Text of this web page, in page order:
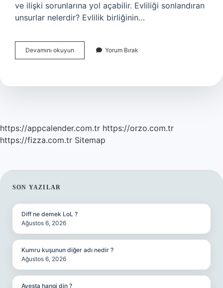
ve ilişki sorunlarına yol açabilir. Evliliği sonlandıran
unsurlar nelerdir? Evlilik birliğinin…
Devamını okuyun
Bitiren
Yorum Bırak
https://appcalender.com.tr https://orzo.com.tr
https://fizza.com.tr Sitemap
SIDEBAR
SON YAZILAR
Diff ne demek LoL ?
Ağustos 6, 2026
Kumru kuşunun diğer adı nedir ?
Ağustos 6, 2026
Avesta hangi din ?